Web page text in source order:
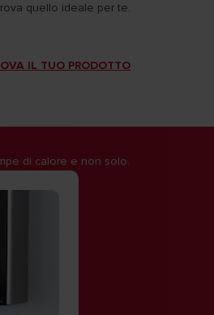
quello ideale per te.
IL TUO PRODOTTO
di calore e non solo.